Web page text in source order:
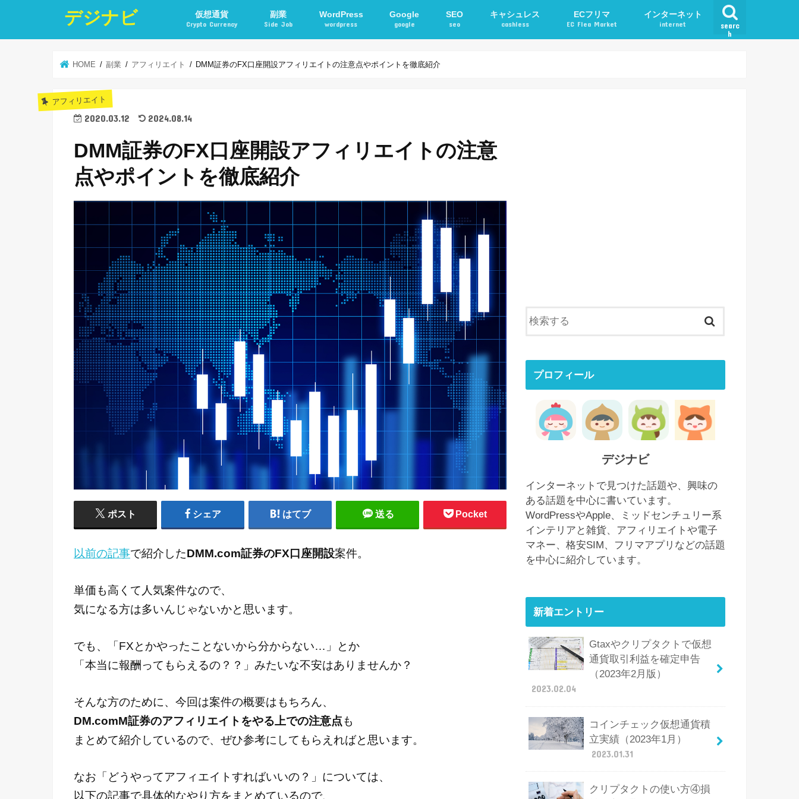
デジナビ
searc
h
仮想通貨
Crypto Currency
副業
Side Job
WordPress
wordpress
Google
google
SEO
seo
キャシュレス
cashless
ECフリマ
EC Flea Market
インターネット
internet
HOME 副業 アフィリエイト DMM証券のFX口座開設アフィリエイトの注意点やポイントを徹底紹介
アフィリエイト
2020.03.12 2024.08.14
DMM証券のFX口座開設アフィリエイトの注意
点やポイントを徹底紹介
ポスト シェア はてブ 送る Pocket
以前の記事で紹介したDMM.com証券のFX口座開設案件。
単価も高くて人気案件なので、
気になる方は多いんじゃないかと思います。
でも、「FXとかやったことないから分からない…」とか
「本当に報酬ってもらえるの？？」みたいな不安はありませんか？
そんな方のために、今回は案件の概要はもちろん、
DM.comM証券のアフィリエイトをやる上での注意点も
まとめて紹介しているので、ぜひ参考にしてもらえればと思います。
なお「どうやってアフィエイトすればいいの？」については、
以下の記事で具体的なやり方をまとめているので、
プロフィール
デジナビ
インターネットで見つけた話題や、興味の
ある話題を中心に書いています。
WordPressやApple、ミッドセンチュリー系
インテリアと雑貨、アフィリエイトや電子
マネー、格安SIM、フリマアプリなどの話題
を中心に紹介しています。
新着エントリー
Gtaxやクリプタクトで仮想
通貨取引利益を確定申告
（2023年2月版）
2023.02.04
コインチェック仮想通貨積
立実績（2023年1月）
2023.01.31
クリプタクトの使い方④損